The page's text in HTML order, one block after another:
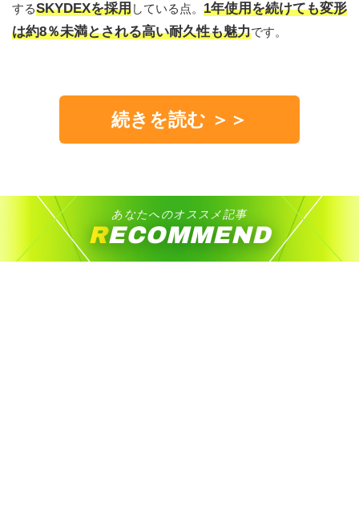
するSKYDEXを採用している点。 1年使用を続けても変形
は約8％未満とされる高い耐久性も魅力です。
続きを読む ＞＞
あなたへのオススメ記事
RECOMMEND